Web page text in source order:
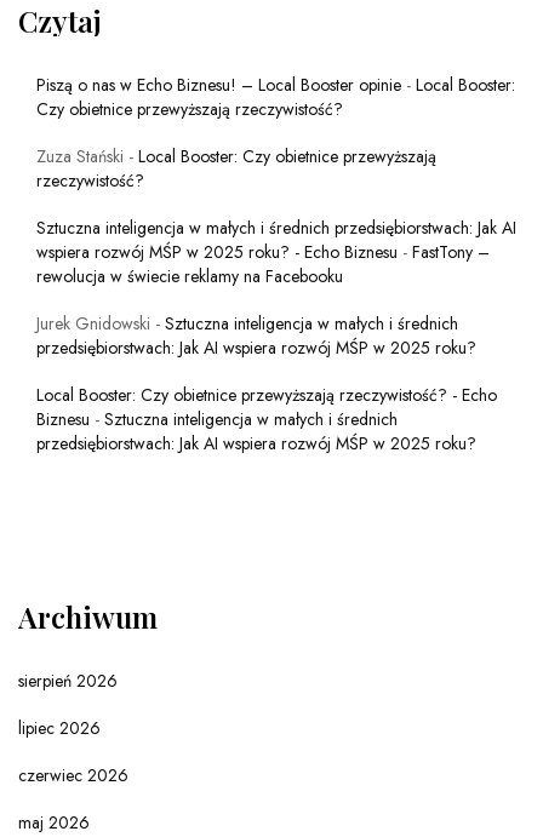
Czytaj
Piszą o nas w Echo Biznesu! – Local Booster opinie - Local Booster:
Czy obietnice przewyższają rzeczywistość?
Zuza Stański - Local Booster: Czy obietnice przewyższają
rzeczywistość?
Sztuczna inteligencja w małych i średnich przedsiębiorstwach: Jak AI
wspiera rozwój MŚP w 2025 roku? - Echo Biznesu - FastTony –
rewolucja w świecie reklamy na Facebooku
Jurek Gnidowski - Sztuczna inteligencja w małych i średnich
przedsiębiorstwach: Jak AI wspiera rozwój MŚP w 2025 roku?
Local Booster: Czy obietnice przewyższają rzeczywistość? - Echo
Biznesu - Sztuczna inteligencja w małych i średnich
przedsiębiorstwach: Jak AI wspiera rozwój MŚP w 2025 roku?
Archiwum
sierpień 2026
lipiec 2026
czerwiec 2026
maj 2026